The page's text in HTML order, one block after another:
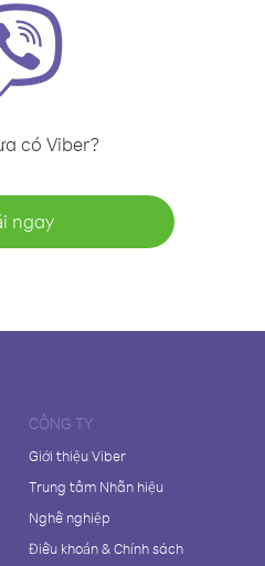
có Viber?
ngay
CÔNG TY
Giới thiệu Viber
Trung tâm Nhãn hiệu
Nghề nghiệp
Điều khoản & Chính sách